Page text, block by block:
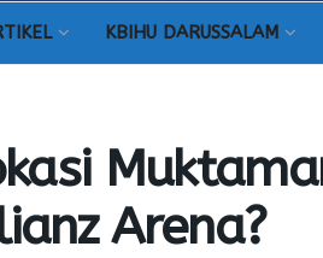
KBIHU DARUSSALAM
Arena?